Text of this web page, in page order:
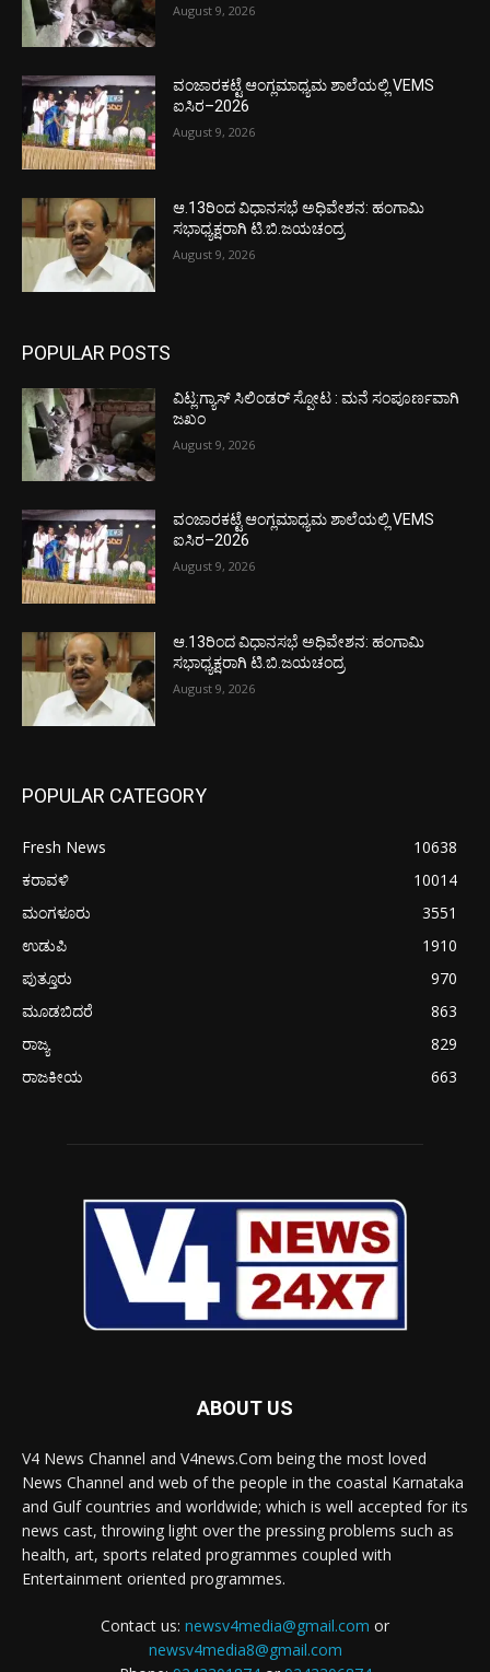
August 9, 2026
ವಂಜಾರಕಟ್ಟೆ ಆಂಗ್ಲಮಾಧ್ಯಮ ಶಾಲೆಯಲ್ಲಿ VEMS
ಐಸಿರ–2026
August 9, 2026
ಆ.13ರಿಂದ ವಿಧಾನಸಭೆ ಅಧಿವೇಶನ: ಹಂಗಾಮಿ
ಸಭಾಧ್ಯಕ್ಷರಾಗಿ ಟಿ.ಬಿ.ಜಯಚಂದ್ರ
August 9, 2026
POPULAR POSTS
ವಿಟ್ಲ:ಗ್ಯಾಸ್ ಸಿಲಿಂಡರ್ ಸ್ಪೋಟ : ಮನೆ ಸಂಪೂರ್ಣವಾಗಿ
ಜಖಂ
August 9, 2026
ವಂಜಾರಕಟ್ಟೆ ಆಂಗ್ಲಮಾಧ್ಯಮ ಶಾಲೆಯಲ್ಲಿ VEMS
ಐಸಿರ–2026
August 9, 2026
ಆ.13ರಿಂದ ವಿಧಾನಸಭೆ ಅಧಿವೇಶನ: ಹಂಗಾಮಿ
ಸಭಾಧ್ಯಕ್ಷರಾಗಿ ಟಿ.ಬಿ.ಜಯಚಂದ್ರ
August 9, 2026
POPULAR CATEGORY
Fresh News
10638
ಕರಾವಳಿ
10014
ಮಂಗಳೂರು
3551
ಉಡುಪಿ
1910
ಪುತ್ತೂರು
970
ಮೂಡಬಿದರೆ
863
ರಾಜ್ಯ
829
ರಾಜಕೀಯ
663
ABOUT US
V4 News Channel and V4news.Com being the most loved
News Channel and web of the people in the coastal Karnataka
and Gulf countries and worldwide; which is well accepted for its
news cast, throwing light over the pressing problems such as
health, art, sports related programmes coupled with
Entertainment oriented programmes.
Contact us: newsv4media@gmail.com or
newsv4media8@gmail.com